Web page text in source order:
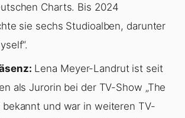
Charts. Bis 2024
sie sechs Studioalben, darunter
Lena Meyer-Landrut ist seit
als Jurorin bei der TV-Show „The
bekannt und war in weiteren TV-